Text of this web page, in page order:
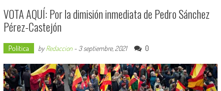
VOTA AQUÍ: Por la dimisión inmediata de Pedro Sánchez
Pérez-Castejón
Política byRedaccion- 3 septiembre, 2021 0